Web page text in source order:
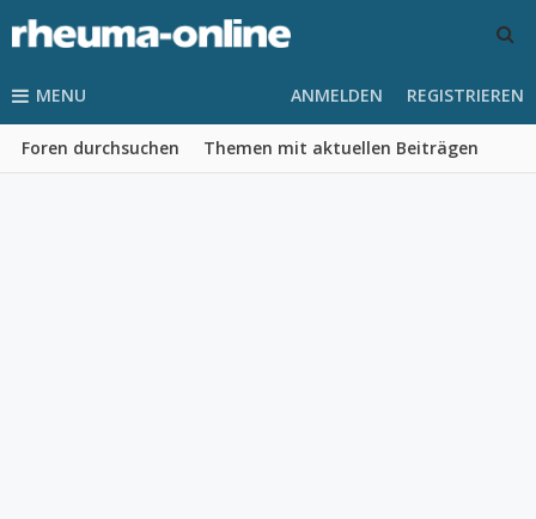
MENU
Foren durchsuchen Themen mit aktuellen Beiträgen
ANMELDEN REGISTRIEREN